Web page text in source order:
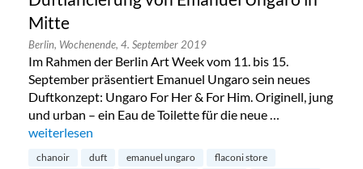
Mitte
Berlin, Wochenende, 4. September 2019
Im Rahmen der Berlin Art Week vom 11. bis 15.
September präsentiert Emanuel Ungaro sein neues
Duftkonzept: Ungaro For Her & For Him. Originell, jung
und urban – ein Eau de Toilette für die neue …
„Duftlancierung von Emanuel Ungaro in Mitte“
weiterlesen
chanoir duft emanuel ungaro
flaconi store